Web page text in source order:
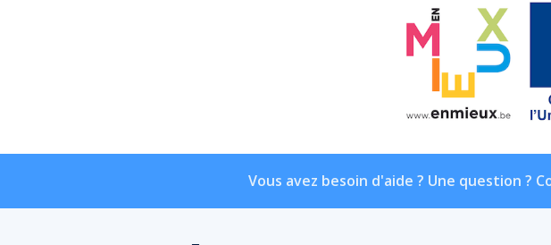
Vous avez besoin d'aide ? Une question ?